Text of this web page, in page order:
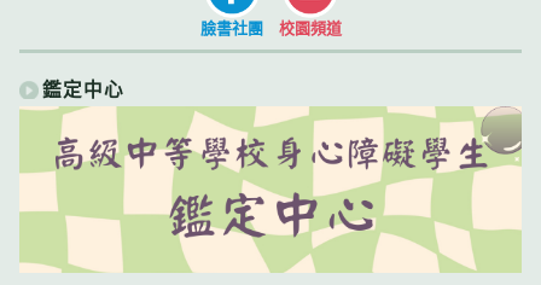
臉書社團 校園頻道
鑑定中心